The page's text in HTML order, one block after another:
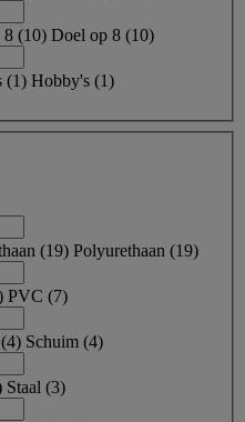
8 (10) Doel op 8 (10)
(1) Hobby's (1)
(19) Polyurethaan (19)
PVC (7)
(4) Schuim (4)
Staal (3)